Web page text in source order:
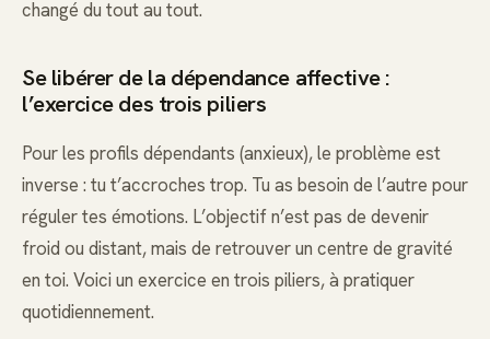
changé du tout au tout.
Se libérer de la dépendance affective :
l’exercice des trois piliers
Pour les profils dépendants (anxieux), le problème est
inverse : tu t’accroches trop. Tu as besoin de l’autre pour
réguler tes émotions. L’objectif n’est pas de devenir
froid ou distant, mais de retrouver un centre de gravité
en toi. Voici un exercice en trois piliers, à pratiquer
quotidiennement.